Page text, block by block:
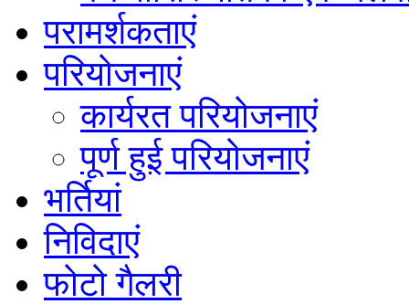
परामर्शकताएं
परियोजनाएं
कार्यरत परियोजनाएं
पूर्ण हुई परियोजनाएं
भर्तियां
निविदाएं
फोटो गैलरी